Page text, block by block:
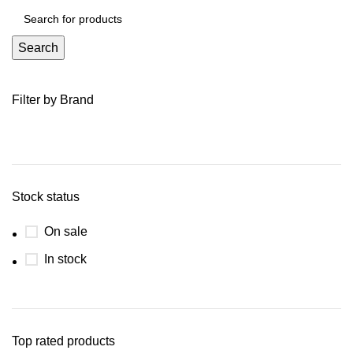
Filter by Brand
Stock status
On sale
In stock
Top rated products
Search